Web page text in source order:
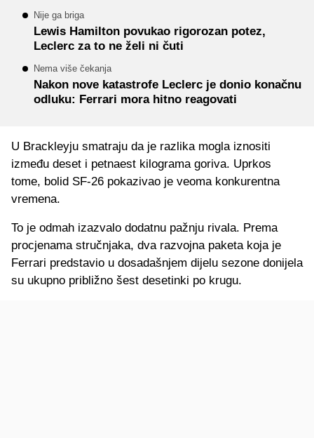
Nije ga briga
Lewis Hamilton povukao rigorozan potez,
Leclerc za to ne želi ni čuti
Nema više čekanja
Nakon nove katastrofe Leclerc je donio konačnu
odluku: Ferrari mora hitno reagovati
U Brackleyju smatraju da je razlika mogla iznositi
između deset i petnaest kilograma goriva. Uprkos
tome, bolid SF-26 pokazivao je veoma konkurentna
vremena.
To je odmah izazvalo dodatnu pažnju rivala. Prema
procjenama stručnjaka, dva razvojna paketa koja je
Ferrari predstavio u dosadašnjem dijelu sezone donijela
su ukupno približno šest desetinki po krugu.